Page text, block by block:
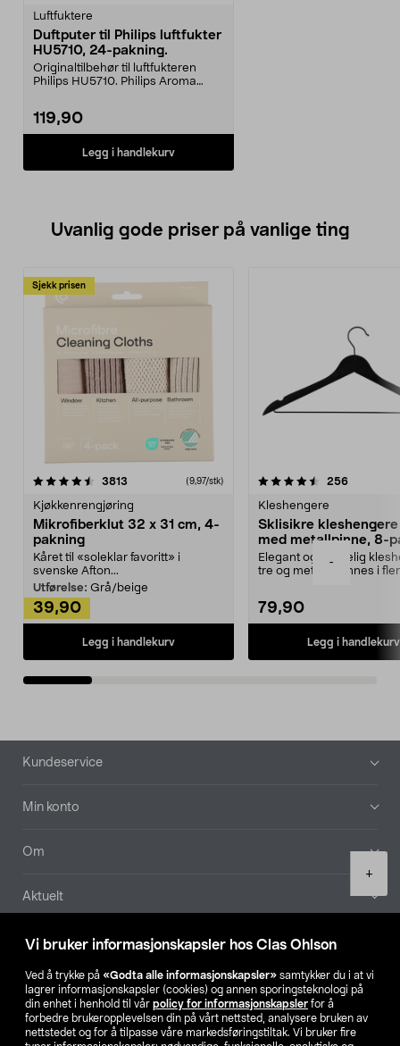
Vi bruker informasjonskapsler hos Clas Ohlson
Ved å trykke på «Godta alle informasjonskapsler» samtykker du i at vi
lagrer informasjonskapsler (cookies) og annen sporingsteknologi på
din enhet i henhold til vår policy for informasjonskapsler for å
forbedre brukeropplevelsen din på vårt nettsted, analysere bruken av
nettstedet og for å tilpasse våre markedsføringstiltak. Vi bruker fire
-
+
Luftfuktere
Duftputer til Philips luftfukter
HU5710, 24-pakning.
Originaltilbehør til luftfukteren
Philips HU5710. Philips Aroma
119,90
Legg i handlekurv
Uvanlig gode priser på vanlige ting
Sjekk prisen
3813 anmeldelser(9,97/stk)
Kjøkkenrengjøring
Mikrofiberklut 32 x 31 cm, 4-
pakning
Kåret til «soleklar favoritt» i
svenske Afton...
Utførelse: Grå/beige
39,90
Legg i handlekurv
4.5av 5 stjerner 256
Kleshengere
Sklisikre
med metallpinne, 8-
Elegant og skikkelig
tre og metall – finnes i
79,90
Legg i handlekurv
4.5av 5 stjerner
Bunntekst
Kundeservice
Min konto
Om
Aktuelt
Våre selskaper
Finn din butikk
SE NO FI